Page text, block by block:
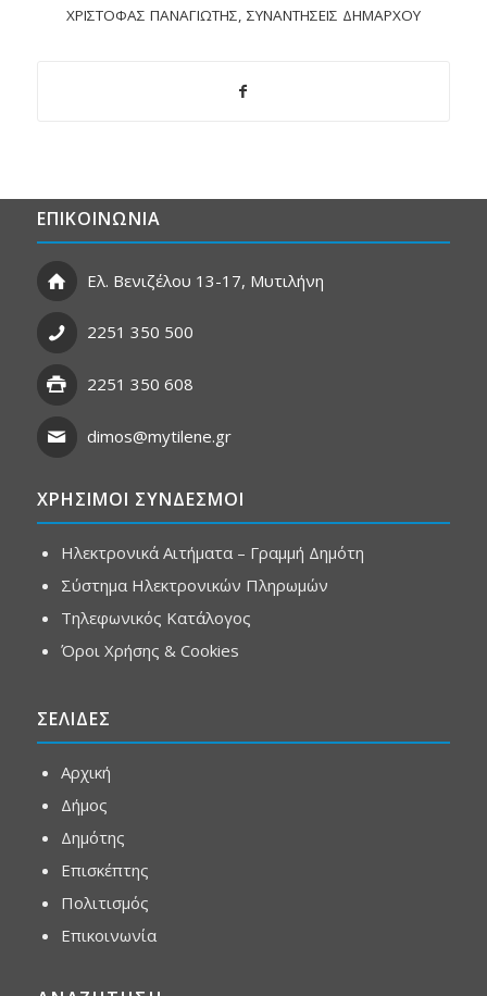
ΧΡΙΣΤΌΦΑΣ ΠΑΝΑΓΙΏΤΗΣ ΣΥΝΑΝΤΉΣΕΙΣ ΔΗΜΆΡΧΟΥ
ΕΠΙΚΟΙΝΩΝΙΑ
Ελ. Βενιζέλου 13-17, Μυτιλήνη
2251 350 500
2251 350 608
dimos@mytilene.gr
ΧΡΗΣΙΜΟΙ ΣΥΝΔΕΣΜΟΙ
Ηλεκτρονικά Αιτήματα – Γραμμή Δημότη
Σύστημα Ηλεκτρονικών Πληρωμών
Τηλεφωνικός Κατάλογος
Όροι Χρήσης & Cookies
ΣΕΛΙΔΕΣ
Αρχική
Δήμος
Δημότης
Επισκέπτης
Πολιτισμός
Επικοινωνία